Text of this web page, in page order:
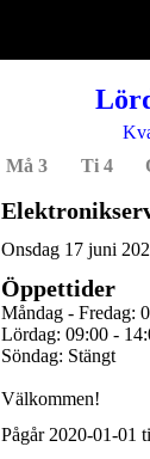
Må 3
Ti 4
Onsdag 17 juni
Öppettider
Måndag - Fredag:
Lördag: 09:00 -
Söndag: Stängt
Välkommen!
Pågår 2020-01-01